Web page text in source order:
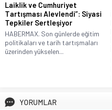
Laiklik ve Cumhuriyet
Tartışması Alevlendi”: Siyasi
Tepkiler Sertleşiyor
HABERMAX. Son günlerde eğitim
politikaları ve tarih tartışmaları
üzerinden yükselen...
YORUMLAR